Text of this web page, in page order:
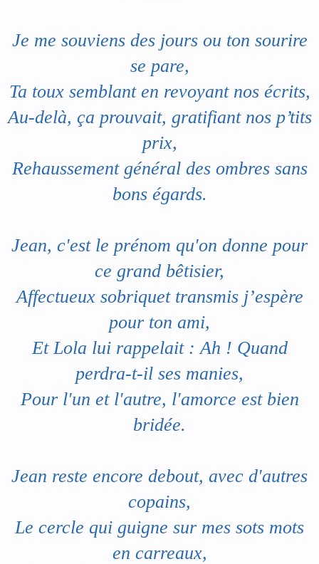
Je me souviens des jours ou ton sourire
se pare,
Ta toux semblant en revoyant nos écrits,
Au-delà, ça prouvait, gratifiant nos p’tits
prix,
Rehaussement général des ombres sans
bons égards.
Jean, c'est le prénom qu'on donne pour
ce grand bêtisier,
Affectueux sobriquet transmis j’espère
pour ton ami,
Et Lola lui rappelait : Ah ! Quand
perdra-t-il ses manies,
Pour l'un et l'autre, l'amorce est bien
bridée.
Jean reste encore debout, avec d'autres
copains,
Le cercle qui guigne sur mes sots mots
en carreaux,